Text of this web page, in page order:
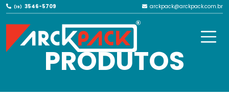
(19) 3546-5709 arckpack@arckpack.com.br
NOSSOS
PRODUTOS